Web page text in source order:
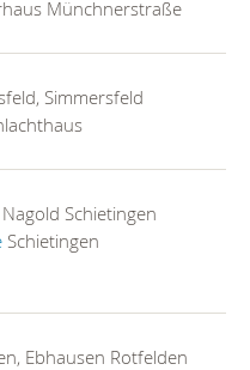
Münchnerstraße
Simmersfeld
Schietingen
Schietingen
Ebhausen Rotfelden